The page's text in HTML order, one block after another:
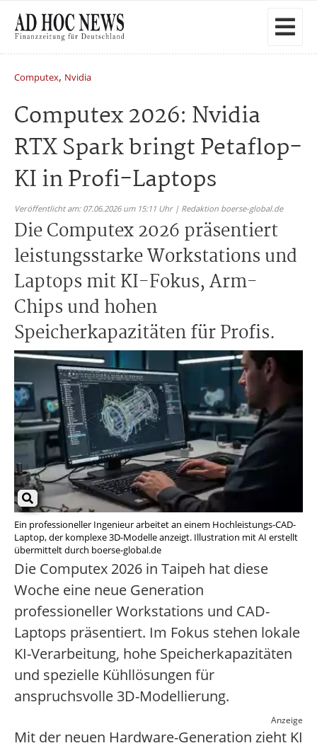
Computex, Nvidia
Computex 2026: Nvidia
RTX Spark bringt Petaflop-
KI in Profi-Laptops
Veröffentlicht am: 07.06.2026 um 15:11 Uhr | Redaktion boerse-global.de
Die Computex 2026 präsentiert
leistungsstarke Workstations und
Laptops mit KI-Fokus, Arm-
Chips und hohen
Speicherkapazitäten für Profis.
Ein professioneller Ingenieur arbeitet an einem Hochleistungs-CAD-
Laptop, der komplexe 3D-Modelle anzeigt. Illustration mit AI erstellt
übermittelt durch boerse-global.de
Die Computex 2026 in Taipeh hat diese
Woche eine neue Generation
professioneller Workstations und CAD-
Laptops präsentiert. Im Fokus stehen lokale
KI-Verarbeitung, hohe Speicherkapazitäten
und spezielle Kühllösungen für
anspruchsvolle 3D-Modellierung.
Anzeige
Mit der neuen Hardware-Generation zieht KI